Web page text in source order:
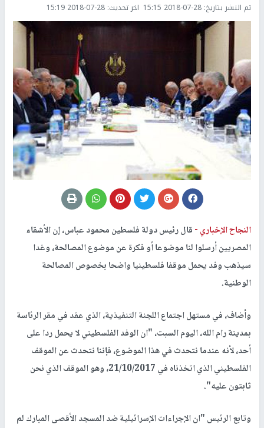
تم النشر بتاريخ: 2018-07-28 15:15 اخر تحديث: 2018-07-28 15:19
النجاح الإخباري -قال رئيس دولة فلسطين محمود عباس، إن الأشقاء
المصريين أرسلوا لنا موضوعا أو فكرة عن موضوع المصالحة، وغدا
سيذهب وفد يحمل موقفا فلسطينيا واضحا بخصوص المصالحة
الوطنية.
وأضاف، في مستهل اجتماع اللجنة التنفيذية، الذي عقد في مقر الرئاسة
بمدينة رام الله، اليوم السبت، "ان الوفد الفلسطيني لا يحمل ردا على
أحد، لأنه عندما نتحدث في هذا الموضوع، فإننا نتحدث عن الموقف
الفلسطيني الذي اتخذناه في 21/10/2017، وهو الموقف الذي نحن
ثابتون عليه".
وتابع الرئيس "ان الإجراءات الإسرائيلية ضد المسجد الأقصى المبارك لم